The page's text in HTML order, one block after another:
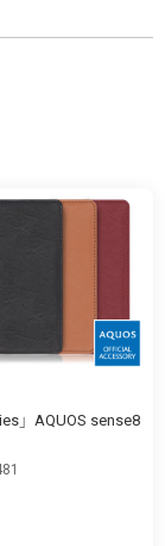
」AQUOS sense8